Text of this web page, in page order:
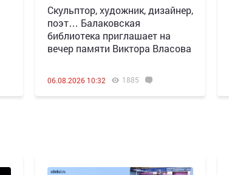
Скульптор, художник, дизайнер,
поэт… Балаковская
библиотека приглашает на
вечер памяти Виктора Власова
06.08.2026 10:32 1885